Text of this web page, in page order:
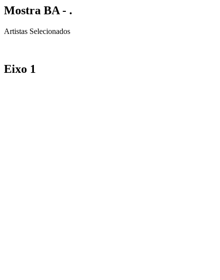
Mostra BA - .
Artistas Selecionados
Eixo 1